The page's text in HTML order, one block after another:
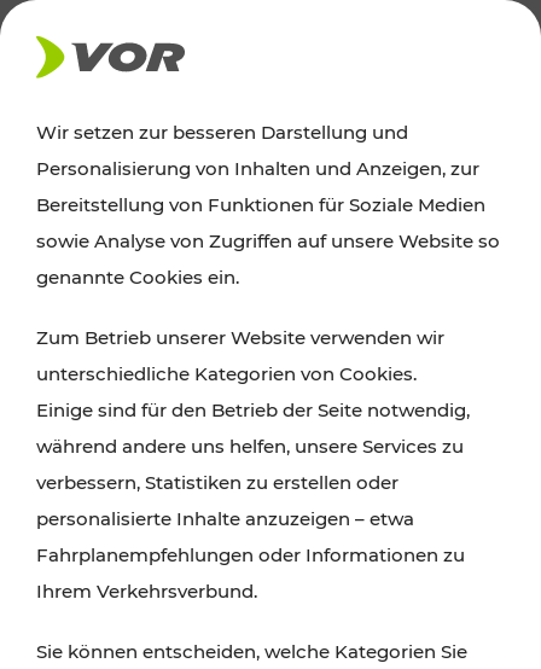
AKTUELLES
News
Alle wichtigen Meldungen zu Fahrplanänderungen,
finden Sie hier im Überblick.
Wir setzen zur besseren Darstellung und
Personalisierung von Inhalten und Anzeigen, zur
Bereitstellung von Funktionen für Soziale Medien
sowie Analyse von Zugriffen auf unsere Website so
genannte Cookies ein.
Zum Betrieb unserer Website verwenden wir
unterschiedliche Kategorien von Cookies.
Einige sind für den Betrieb der Seite notwendig,
während andere uns helfen, unsere Services zu
verbessern, Statistiken zu erstellen oder
personalisierte Inhalte anzuzeigen – etwa
Fahrplanempfehlungen oder Informationen zu
Ihrem Verkehrsverbund.
Sie können entscheiden, welche Kategorien Sie